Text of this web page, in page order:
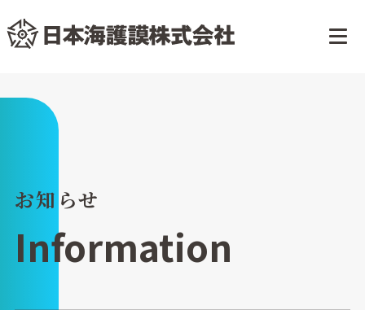
お知らせ
Information